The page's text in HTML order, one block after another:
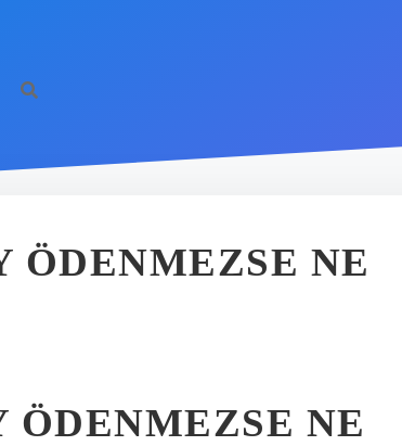
ÖDENMEZSE NE
ÖDENMEZSE NE